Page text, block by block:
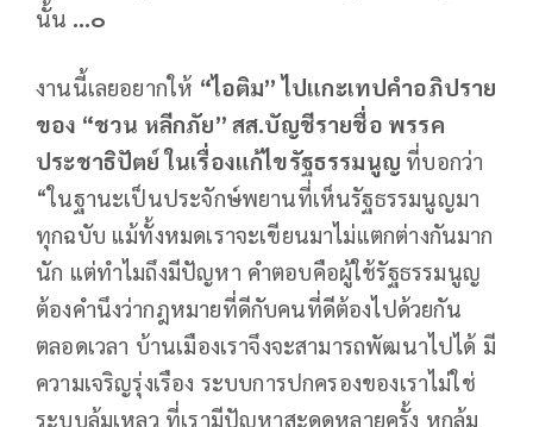
นั้น ...๐
งานนี้เลยอยากให้ “ไอติม” ไปแกะเทปคำอภิปราย
ของ “ชวน หลีกภัย” สส.บัญชีรายชื่อ พรรค
ประชาธิปัตย์ ในเรื่องแก้ไขรัฐธรรมนูญ ที่บอกว่า
“ในฐานะเป็นประจักษ์พยานที่เห็นรัฐธรรมนูญมา
ทุกฉบับ แม้ทั้งหมดเราจะเขียนมาไม่แตกต่างกันมาก
นัก แต่ทำไมถึงมีปัญหา คำตอบคือผู้ใช้รัฐธรรมนูญ
ต้องคำนึงว่ากฎหมายที่ดีกับคนที่ดีต้องไปด้วยกัน
ตลอดเวลา บ้านเมืองเราจึงจะสามารถพัฒนาไปได้ มี
ความเจริญรุ่งเรือง ระบบการปกครองของเราไม่ใช่
ระบบล้มเหลว ที่เรามีปัญหาสะดุดหลายครั้ง หกล้ม